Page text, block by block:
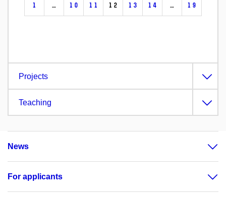
1 … 10 11 12 13 14 … 19
Projects
Teaching
News
For applicants